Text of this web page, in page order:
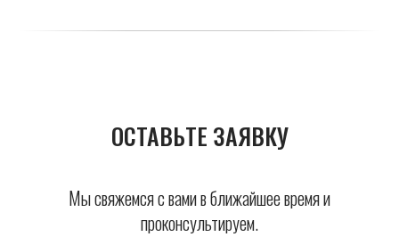
ОСТАВЬТЕ ЗАЯВКУ
Мы свяжемся с вами в ближайшее время и
проконсультируем.